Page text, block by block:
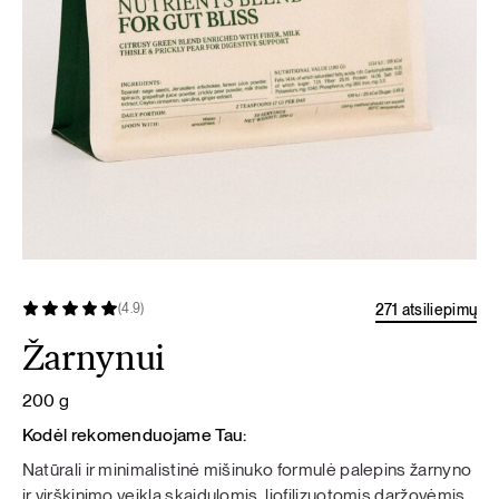
(4.9) 271 atsiliepimų
Žarnynui
200 g
Kodėl rekomenduojame Tau:
Natūrali ir minimalistinė mišinuko formulė palepins žarnyno